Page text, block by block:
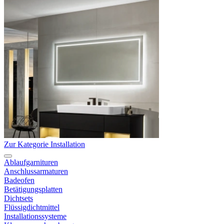
Zur Kategorie Installation
Ablaufgarnituren
Anschlussarmaturen
Badeofen
Betätigungsplatten
Dichtsets
Flüssigdichtmittel
Installationssysteme